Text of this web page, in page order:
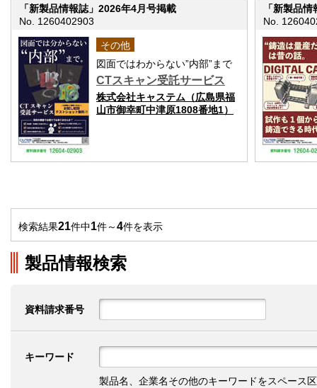
「新製品情報誌」2026年4月号掲載
No. 1260402903
その他
図面ではわからない”内部”まで
CTスキャン受託サービス
株式会社キャステム（広島県福
山市御幸町中津原1808番地1）
「新製品
No.
検索結果21件中1件～4件を表示
製品情報検索
資料請求番号
キーワード
製品名、企業名その他のキーワードをスペース